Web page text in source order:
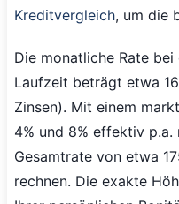
Kreditvergleich, um die
Die monatliche Rate
Laufzeit beträgt etwa
Zinsen). Mit einem
4% und 8% effektiv p.a.
Gesamtrate von etwa
rechnen. Die exakte